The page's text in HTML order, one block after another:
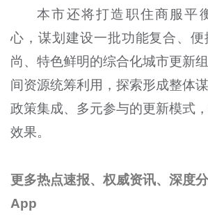
本市还将打造职住商服平
心，谋划建设一批功能复合、
尚、特色鲜明的综合化城市更新
间资源统筹利用，探索形成整体
政策集成、多元参与的更新模式
效果。
更多热点速报、权威资讯、深度
App